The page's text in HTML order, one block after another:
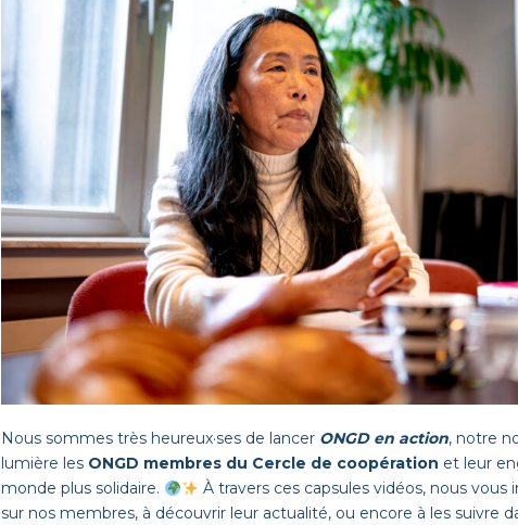
Nous sommes très heureux·ses de lancer ONGD en action, notre
lumière les ONGD membres du Cercle de coopération et leur
monde plus solidaire.
À travers ces capsules vidéos, nous
sur nos membres, à découvrir leur actualité, ou encore à les suivre